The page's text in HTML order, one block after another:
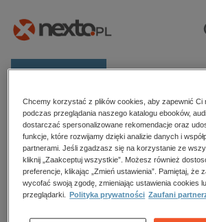
E-prasa
Kategorie
Zobacz wszystkie E-prasa
budownictwo, aranżacja wnętrz
biznesowe, branżowe,
Strona główna Paweł Kumięga
Paweł Kumięga
Sortowanie
Chcemy korzystać z plików cookies, aby zapewnić Ci
podczas przeglądania naszego katalogu ebooków,
dostarczać spersonalizowane rekomendacje oraz
funkcje, które rozwijamy dzięki analizie danych i
partnerami. Jeśli zgadzasz się na korzystanie ze
kliknij „Zaakceptuj wszystkie”. Możesz również
preferencje, klikając „Zmień ustawienia”. Pamiętaj, że
wycofać swoją zgodę, zmieniając ustawienia cookies
przeglądarki.
Polityka prywatności Zaufani